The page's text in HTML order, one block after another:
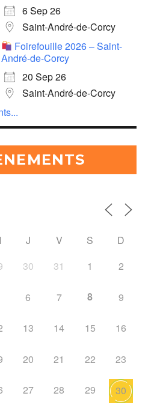
6 Sep 26
Saint-André-de-Corcy
Foirefouille 2026 – Saint-
André-de-Corcy
20 Sep 26
Saint-André-de-Corcy
J V S
D
30 31 1 2
6 7 8 9
13 14 15 16
20 21 22 23
27 28 29 30